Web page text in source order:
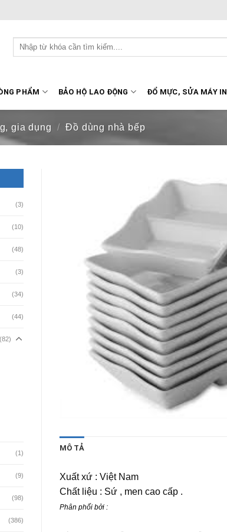
Tìm
kiếm:
PHẨM BẢO HỘ LAO ĐỘNG ĐỔ MỰC, SỬA MÁY IN
gia dụng / Đồ dùng nhà bếp
(3)
(10)
(48)
(3)
(34)
(44)
(82)
(1)
(9)
(98)
(386)
MÔ TẢ
Xuất xứ : Việt Nam
Chất liệu : Sứ , men cao cấp .
Phân phối bởi :